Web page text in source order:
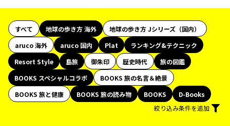
すべて 地球の歩き方 海外
地球の歩き方 Jシリーズ（国内）
aruco 海外
aruco 国内 Plat
ランキング&テクニック
Resort Style
島旅 御朱印 歴史時代
旅の図鑑
BOOKS スペシャルコラボ
BOOKS 旅の名言＆絶景
BOOKS 旅と健康
BOOKS 旅の読み物 BOOKS
D-Books
絞り込み条件を追加